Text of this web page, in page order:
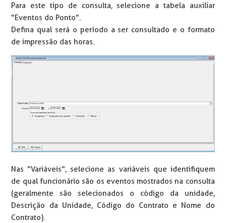
Para este tipo de consulta, selecione a tabela auxiliar
"Eventos do Ponto".
Defina qual será o período a ser consultado e o formato
de impressão das horas.
Nas "Variáveis", selecione as variáveis que identifiquem
de qual funcionário são os eventos mostrados na consulta
(geralmente são selecionados o código da unidade,
Descrição da Unidade, Código do Contrato e Nome do
Contrato).